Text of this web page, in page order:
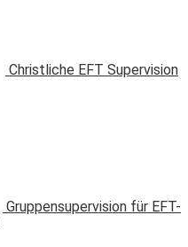
Christliche EFT Supervision
Gruppensupervision für EFT-